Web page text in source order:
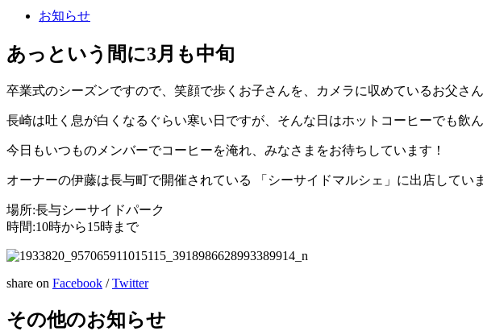
お知らせ
あっという間に3月も中旬
卒業式のシーズンですので、笑顔で歩くお子さんを、カメラに収めているお父さ
長崎は吐く息が白くなるぐらい寒い日ですが、そんな日はホットコーヒーでも飲
今日もいつものメンバーでコーヒーを淹れ、みなさまをお待ちしています！
オーナーの伊藤は長与町で開催されている 「シーサイドマルシェ」に出店して
場所:長与シーサイドパーク
時間:10時から15時まで
share on Facebook /Twitter
その他のお知らせ